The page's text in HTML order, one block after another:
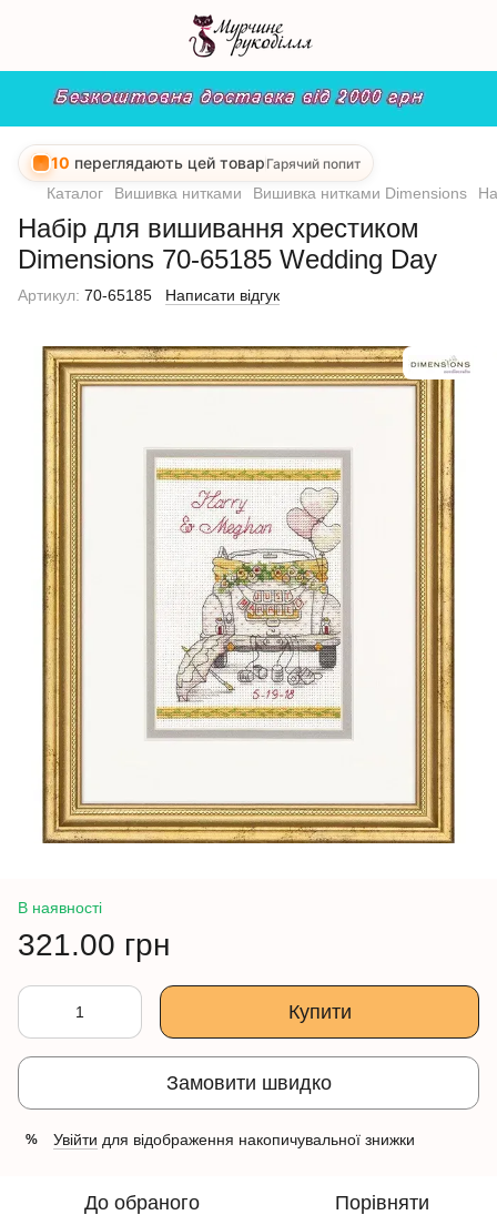
10 переглядають цей товар Гарячий попит
Каталог Вишивка нитками Вишивка нитками Dimensions
Набір для вишивання хрестиком
Dimensions 70-65185 Wedding Day
Артикул: 70-65185 Написати відгук
В наявності
321.00 грн
Купити
Замовити швидко
% Увійти для відображення накопичувальної знижки
До обраного Порівняти